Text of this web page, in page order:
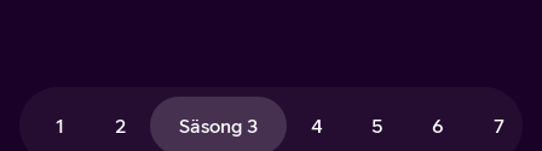
1 2 Säsong 3 4 5 6 7